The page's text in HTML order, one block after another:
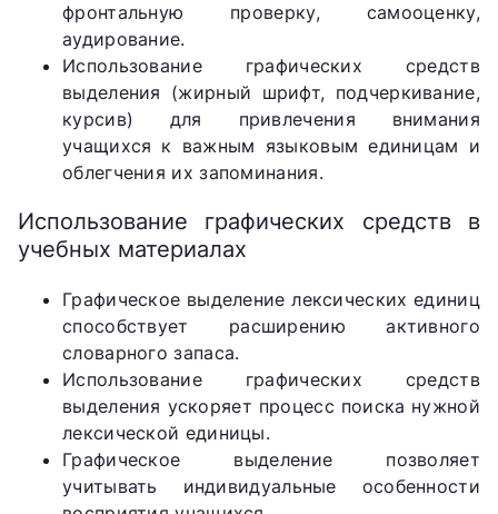
фронтальную проверку, самооценку,
аудирование.
Использование графических средств
выделения (жирный шрифт, подчеркивание,
курсив) для привлечения внимания
учащихся к важным языковым единицам и
облегчения их запоминания.
Использование графических средств в
учебных материалах
Графическое выделение лексических единиц
способствует расширению активного
словарного запаса.
Использование графических средств
выделения ускоряет процесс поиска нужной
лексической единицы.
Графическое выделение позволяет
учитывать индивидуальные особенности